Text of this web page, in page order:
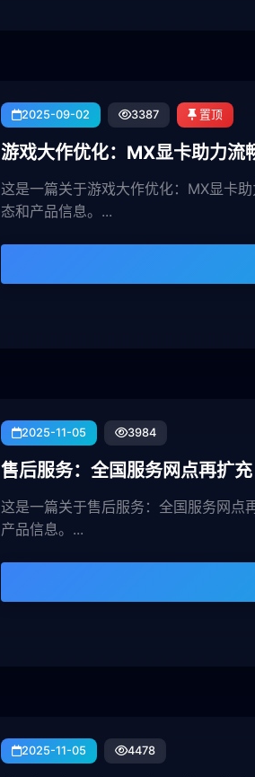
2025-09-02 3387 置顶
游戏大作优化：MX显卡助力流
这是一篇关于游戏大作优化：MX显卡
态和产品信息。...
2025-11-05 3984
售后服务：全国服务网点再扩
这是一篇关于售后服务：全国服务网点
产品信息。...
2025-11-05 4478